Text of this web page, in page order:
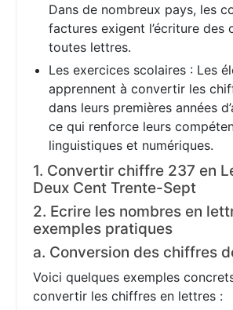
Dans de nombreux pays, les
factures exigent l’écriture des
toutes lettres.
Les exercices scolaires : Les
apprennent à convertir les
dans leurs premières années
ce qui renforce leurs
linguistiques et numériques.
1. Convertir chiffre 237 en
Deux Cent Trente-Sept
2. Ecrire les nombres en
exemples pratiques
a. Conversion des chiffres
Voici quelques exemples
convertir les chiffres en lettres :